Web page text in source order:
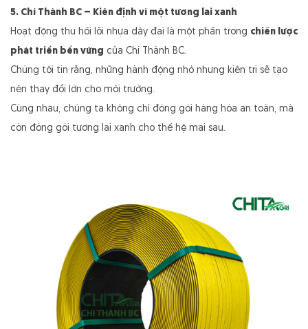
5. Chí Thành BC – Kiên định vì một tương lai xanh
Hoạt động thu hồi lõi nhựa dây đai là một phần trong chiến lược
phát triển bền vững của Chí Thành BC.
Chúng tôi tin rằng, những hành động nhỏ nhưng kiên trì sẽ tạo
nên thay đổi lớn cho môi trường.
Cùng nhau, chúng ta không chỉ đóng gói hàng hóa an toàn, mà
còn đóng gói tương lai xanh cho thế hệ mai sau.